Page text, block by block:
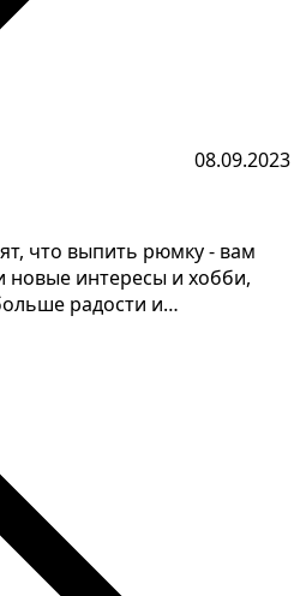
08.09.2023
что выпить рюмку - вам
новые интересы и хобби,
радости и